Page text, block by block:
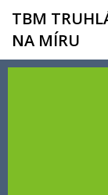
TBM
NA MÍRU